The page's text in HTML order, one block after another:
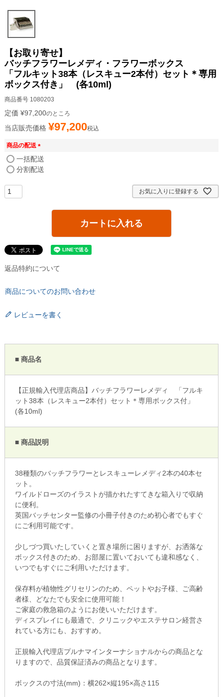
【お取り寄せ】
バッチフラワーレメディ・フラワーボックス
「フルキット38本（レスキュー2本付）セット＊専用
ボックス付き」 (各10ml)
商品番号 1080203
定価 ¥97,200のところ
当店販売価格 ¥97,200税込
商品の配送
(
必
須
一括配送
分割配送
お気に入りに登録する
カートに入れる
返品特約について
商品についてのお問い合わせ
レビューを書く
■ 商品名
【正規輸入代理店商品】バッチフラワーレメディ 「フルキ
ット38本（レスキュー2本付）セット＊専用ボックス付」
(各10ml)
■ 商品説明
38種類のバッチフラワーとレスキューレメディ2本の40本セ
ット。
ワイルドローズのイラストが描かれたすてきな箱入りで収納
に便利。
英国バッチセンター監修の小冊子付きのため初心者でもすぐ
にご利用可能です。
少しづつ買いたしていくと置き場所に困りますが、お洒落な
ボックス付きのため、お部屋に置いておいても違和感なく、
いつでもすぐにご利用いただけます。
保存料が植物性グリセリンのため、ペットやお子様、ご高齢
者様、どなたでも安全に使用可能！
ご家庭の救急箱のようにお使いいただけます。
ディスプレイにも最適で、クリニックやエステサロン経営さ
れている方にも、おすすめ。
正規輸入代理店プルナマインターナショナルからの商品とな
りますので、品質保証済みの商品となります。
ボックスの寸法(mm)：横262×縦195×高さ115